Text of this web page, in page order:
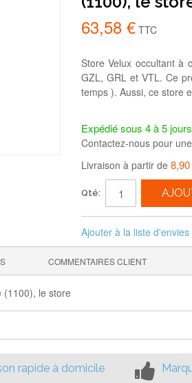
63,58 € TTC
Store Velux occultant à
GZL, GRL et VTL. Ce
temps ). Aussi, ce store
Expédié sous 4 à 5 jours
Contactez-nous pour
Livraison à partir de
Qté:
Ajouter à la liste d'envies
COMMENTAIRES CLIENT
(1100), le store
rapide à domicile